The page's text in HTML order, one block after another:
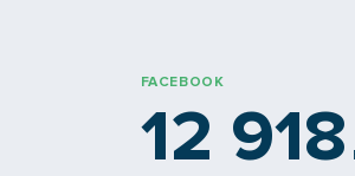
FACEBOOK
12 918